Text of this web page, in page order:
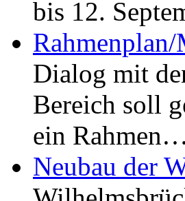
bis 12.
Dialog mit
Bereich soll
ein Rahmen…
Neubau der